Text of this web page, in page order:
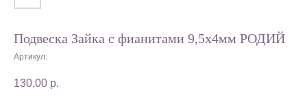
Подвеска Зайка с фианитами 9,5х4мм РОДИЙ
Артикул:
130,00 р.